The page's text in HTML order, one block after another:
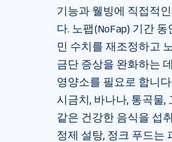
기능과 웰빙에 직접적
다. 노팹(NoFap) 기간
민 수치를 재조정하고
금단 증상을 완화하는
영양소를 필요로 합니
시금치, 바나나, 통곡물,
같은 건강한 음식을 섭
정제 설탕, 정크 푸드는